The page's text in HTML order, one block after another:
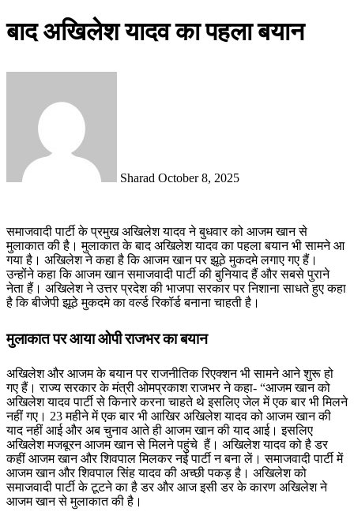
बाद अखिलेश यादव का पहला बयान
Sharad October 8, 2025
समाजवादी पार्टी के प्रमुख अखिलेश यादव ने बुधवार को आजम खान से
मुलाकात की है। मुलाकात के बाद अखिलेश यादव का पहला बयान भी सामने आ
गया है। अखिलेश ने कहा है कि आजम खान पर झूठे मुकदमे लगाए गए हैं।
उन्होंने कहा कि आजम खान समाजवादी पार्टी की बुनियाद हैं और सबसे पुराने
नेता हैं। अखिलेश ने उत्तर प्रदेश की भाजपा सरकार पर निशाना साधते हुए कहा
है कि बीजेपी झूठे मुकदमे का वर्ल्ड रिकॉर्ड बनाना चाहती है।
मुलाकात पर आया ओपी राजभर का बयान
अखिलेश और आजम के बयान पर राजनीतिक रिएक्शन भी सामने आने शुरू हो
गए हैं। राज्य सरकार के मंत्री ओमप्रकाश राजभर ने कहा- “आजम खान को
अखिलेश यादव पार्टी से किनारे करना चाहते थे इसलिए जेल में एक बार भी मिलने
नहीं गए। 23 महीने में एक बार भी आखिर अखिलेश यादव को आजम खान की
याद नहीं आई और अब चुनाव आते ही आजम खान की याद आई। इसलिए
अखिलेश मजबूरन आजम खान से मिलने पहुंचे हैं। अखिलेश यादव को है डर
कहीं आजम खान और शिवपाल मिलकर नई पार्टी न बना लें। समाजवादी पार्टी में
आजम खान और शिवपाल सिंह यादव की अच्छी पकड़ है। अखिलेश को
समाजवादी पार्टी के टूटने का है डर और आज इसी डर के कारण अखिलेश ने
आजम खान से मुलाकात की है।